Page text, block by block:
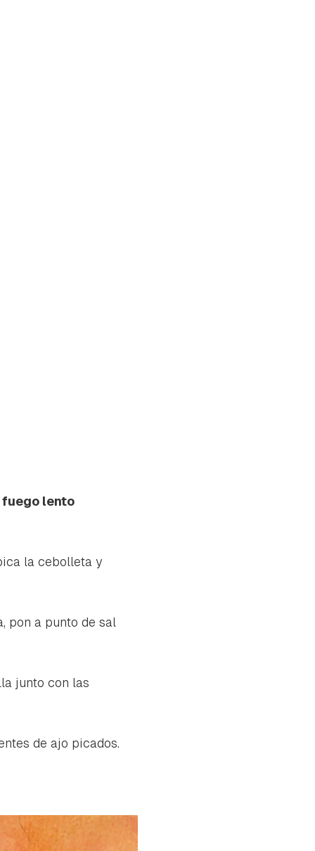
fuego lento
la cebolleta y
pon a punto de sal
junto con las
de ajo picados.